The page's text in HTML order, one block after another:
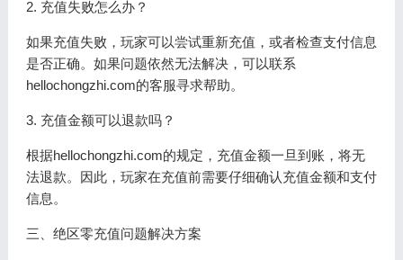
2. 充值失败怎么办？
如果充值失败，玩家可以尝试重新充值，或者检查支付信息
是否正确。如果问题依然无法解决，可以联系
hellochongzhi.com的客服寻求帮助。
3. 充值金额可以退款吗？
根据hellochongzhi.com的规定，充值金额一旦到账，将无
法退款。因此，玩家在充值前需要仔细确认充值金额和支付
信息。
三、绝区零充值问题解决方案